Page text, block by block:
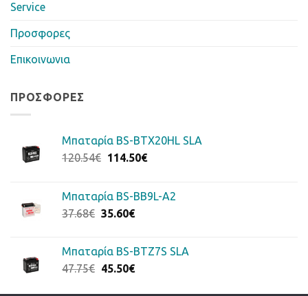
Service
Προσφορες
Επικοινωνια
ΠΡΟΣΦΟΡΈΣ
Μπαταρία BS-BTX20HL SLA
120.54€ Original
120.54€.
114.50€Η
είναι:
Μπαταρία BS-BB9L-A2
37.68€ Original
37.68€.
35.60€Η
είναι:
35.60€.
Μπαταρία BS-BTZ7S SLA
47.75€ Original
45.50€Η